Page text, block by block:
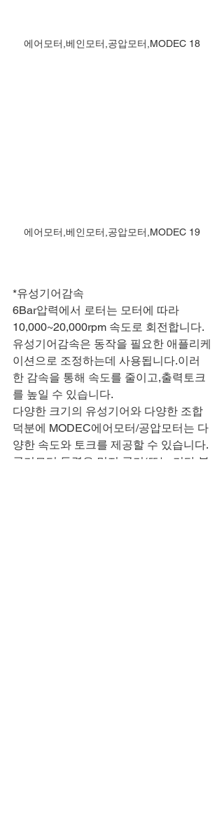
에어모터,베인모터,공압모터,MODEC 18
에어모터,베인모터,공압모터,MODEC 19
*유성기어감속
6Bar압력에서 로터는 모터에 따라
10,000~20,000rpm 속도로 회전합니다.
유성기어감속은 동작을 필요한 애플리케
이션으로 조정하는데 사용됩니다.이러
한 감속을 통해 속도를 줄이고,출력토크
를 높일 수 있습니다.
다양한 크기의 유성기어와 다양한 조합
덕분에 MODEC에어모터/공압모터는 다
양한 속도와 토크를 제공할 수 있습니다.
공기모터 동력은 먼저 공기(또는 기타 불